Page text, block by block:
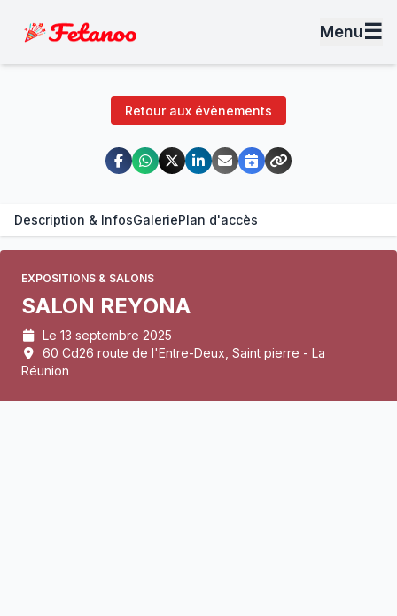
Menu☰
Retour aux évènements
Description & InfosGaleriePlan d'accès
EXPOSITIONS & SALONS
SALON REYONA
Le 13 septembre 2025
60 Cd26 route de l'Entre-Deux, Saint pierre - La
Réunion